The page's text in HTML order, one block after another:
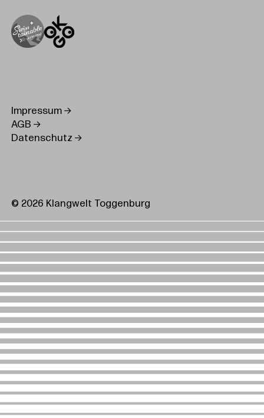
Impressum
AGB
Datenschutz
© 2026 Klangwelt Toggenburg